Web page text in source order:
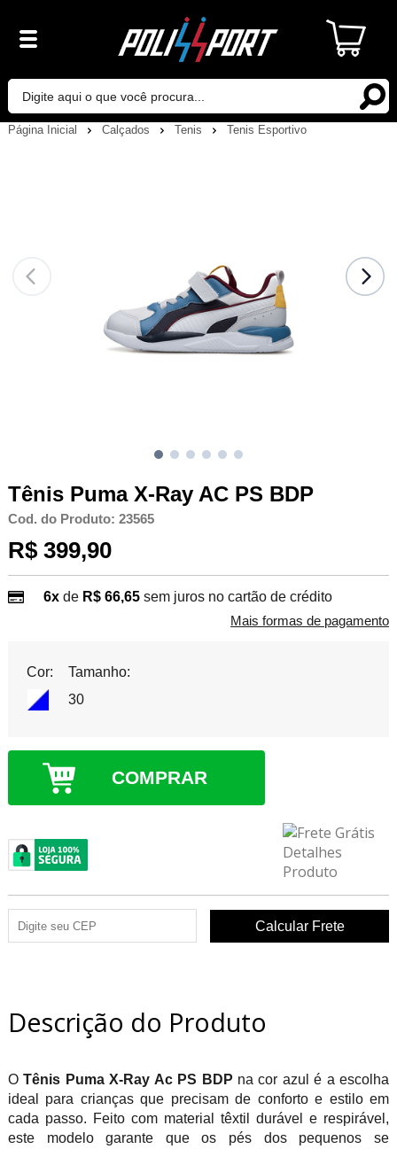
Página Inicial Calçados Tenis Tenis Esportivo
Tênis Puma X-Ray AC PS BDP
Cod. do Produto: 23565
R$ 399,90
6xde R$ 66,65 sem juros no cartão de crédito
Mais formas de pagamento
Cor:
Tamanho:
30
COMPRAR
Descrição do Produto
OTênis Puma X-Ray Ac PS BDP na cor azul é a escolha
ideal para crianças que precisam de conforto e estilo em
cada passo. Feito com material têxtil durável e respirável,
este modelo garante que os pés dos pequenos se